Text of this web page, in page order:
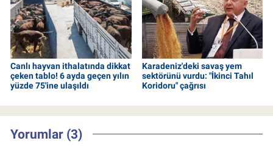
Canlı hayvan ithalatında dikkat
çeken tablo! 6 ayda geçen yılın
yüzde 75'ine ulaşıldı
Karadeniz'deki savaş yem
sektörünü vurdu: "İkinci Tahıl
Koridoru" çağrısı
Yorumlar (3)